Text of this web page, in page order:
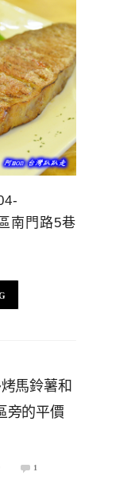
南門路5巷
馬鈴薯和
旁的平價
1